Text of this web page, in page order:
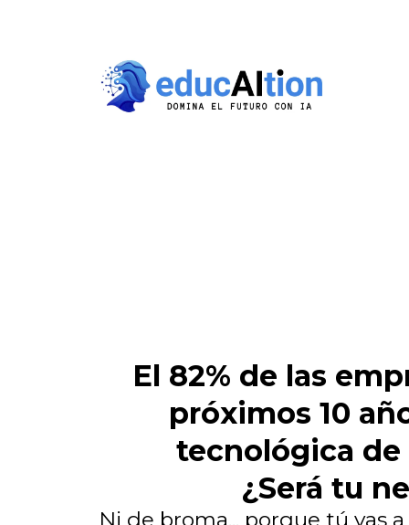
El 82% de las
próximos 10
tecnológica
¿Será tu
Ni de broma... porque tú vas